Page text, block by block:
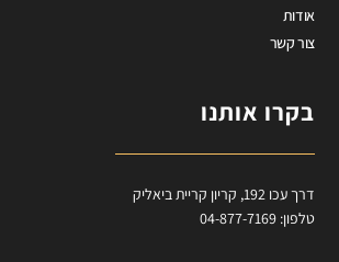
אודות
צור קשר
בקרו אותנו
דרך עכו 192, קריון קריית ביאליק
טלפון: 04-877-7169